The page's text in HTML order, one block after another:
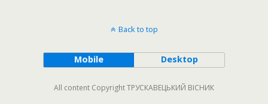
Back to top
Mobile Desktop
All content Copyright ТРУСКАВЕЦЬКИЙ ВІСНИК